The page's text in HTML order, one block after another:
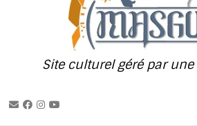
Site culturel géré par